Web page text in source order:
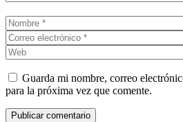
Nombre
Guarda mi nombre, correo
para la próxima vez que comente.